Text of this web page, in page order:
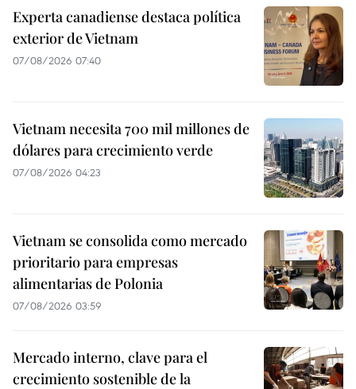
Experta canadiense destaca política
exterior de Vietnam
07/08/2026 07:40
Vietnam necesita 700 mil millones de
dólares para crecimiento verde
07/08/2026 04:23
Vietnam se consolida como mercado
prioritario para empresas
alimentarias de Polonia
07/08/2026 03:59
Mercado interno, clave para el
crecimiento sostenible de la